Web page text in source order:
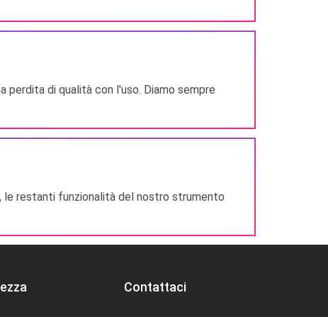
perdita di qualità con l'uso. Diamo sempre
le restanti funzionalità del nostro strumento
Contattaci